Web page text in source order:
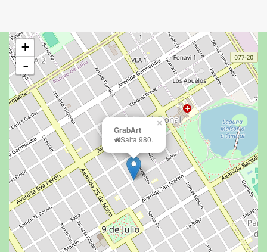
×
GrabArt
Salta 980.
+
-